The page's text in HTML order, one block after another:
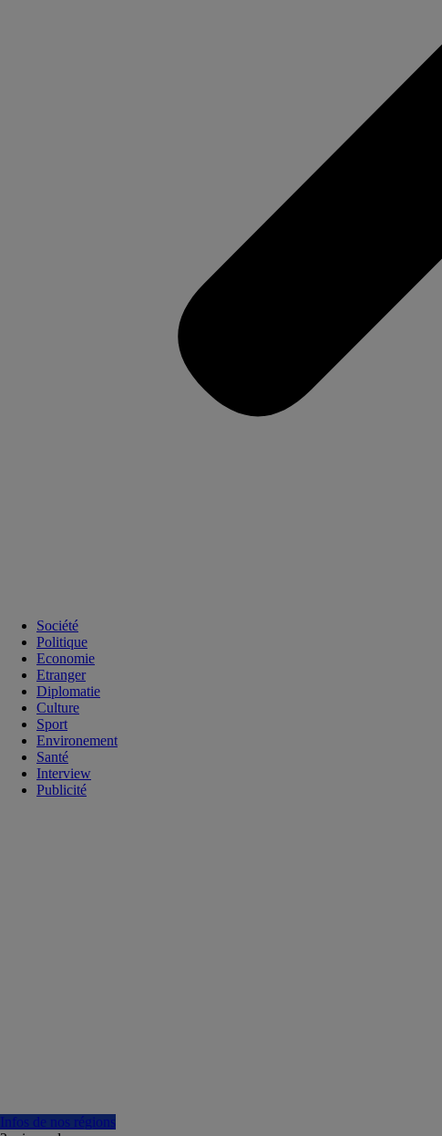
Société
Politique
Economie
Etranger
Diplomatie
Culture
Sport
Environement
Santé
Interview
Publicité
Infos de nos régions